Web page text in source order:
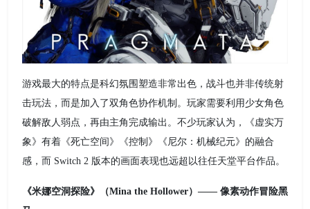
游戏最大的特点是科幻氛围塑造非常出色，战斗也并非传统射
击玩法，而是加入了双角色协作机制。玩家需要利用少女角色
破解敌人弱点，再由主角完成输出。不少玩家认为，《虚实万
象》有着《死亡空间》《控制》《尼尔：机械纪元》的融合
感，而 Switch 2 版本的画面表现也远超以往任天堂平台作品。
《米娜空洞探险》（Mina the Hollower）—— 像素动作冒险黑